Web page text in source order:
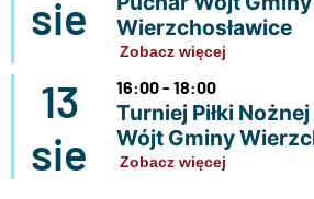
sie
Wierzchosławice
Zobacz więcej
13
sie
16:00 - 18:00
Turniej Piłki
Wójt Gminy
Zobacz więcej